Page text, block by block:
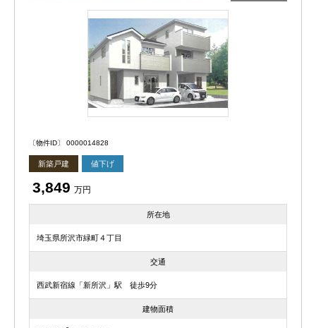
〔物件ID〕 0000014828
新築戸建 値下げ
3,849 万円
所在地
埼玉県所沢市緑町４丁目
交通
西武新宿線「新所沢」駅 徒歩9分
建物面積